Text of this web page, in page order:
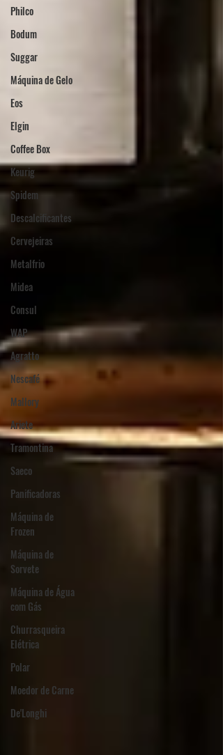
Philco
Bodum
Suggar
Máquina de Gelo
Eos
Elgin
Coffee Box
Keurig
Spidem
Descalcificantes
Cervejeiras
Metalfrio
Midea
Consul
WAP
Agratto
Nescafé
Mallory
Ariete
Tramontina
Saeco
Panificadoras
Máquina de
Frozen
Máquina de
Sorvete
Máquina de Água
com Gás
Churrasqueira
Elétrica
Polar
Moedor de Carne
De'Longhi